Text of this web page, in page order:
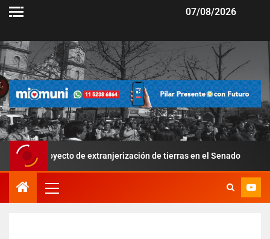
07/08/2026
de extranjerización de tierras en el Senado